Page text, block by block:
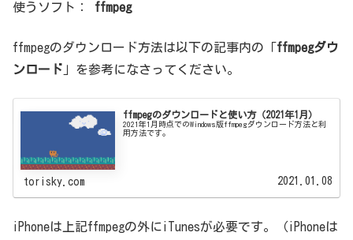
使うソフト： ffmpeg
ffmpegのダウンロード方法は以下の記事内の「ffmpegダウ
ンロード 」を参考になさってください。
ffmpegのダウンロードと使い方（2021年1月）
2021年1月時点でのWindows版ffmpegダウンロード方法と利
用方法です。
torisky.com 2021.01.08
iPhoneは上記ffmpegの外にiTunesが必要です。（iPhoneは